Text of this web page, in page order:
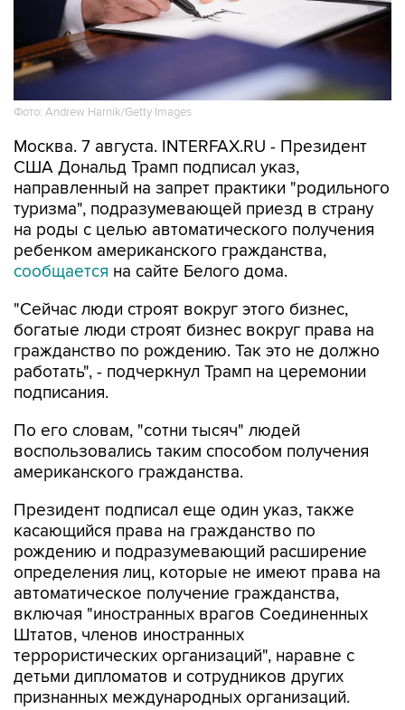
Фото: Andrew Harnik/Getty Images
Москва. 7 августа. INTERFAX.RU - Президент
США Дональд Трамп подписал указ,
направленный на запрет практики "родильного
туризма", подразумевающей приезд в страну
на роды с целью автоматического получения
ребенком американского гражданства,
сообщается на сайте Белого дома.
"Сейчас люди строят вокруг этого бизнес,
богатые люди строят бизнес вокруг права на
гражданство по рождению. Так это не должно
работать", - подчеркнул Трамп на церемонии
подписания.
По его словам, "сотни тысяч" людей
воспользовались таким способом получения
американского гражданства.
Президент подписал еще один указ, также
касающийся права на гражданство по
рождению и подразумевающий расширение
определения лиц, которые не имеют права на
автоматическое получение гражданства,
включая "иностранных врагов Соединенных
Штатов, членов иностранных
террористических организаций", наравне с
детьми дипломатов и сотрудников других
признанных международных организаций.